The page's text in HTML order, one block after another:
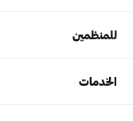
للمنظمين
الخدمات